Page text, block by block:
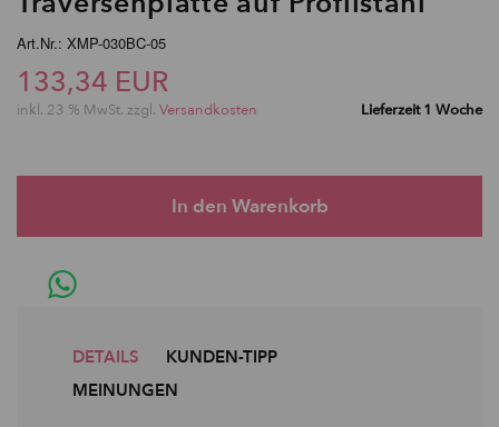
Art.Nr.: XMP-030BC-05
133,34 EUR
inkl. 23 % MwSt. zzgl. Versandkosten Lieferzeit 1 Woche
DETAILS
KUNDEN-TIPP
MEINUNGEN